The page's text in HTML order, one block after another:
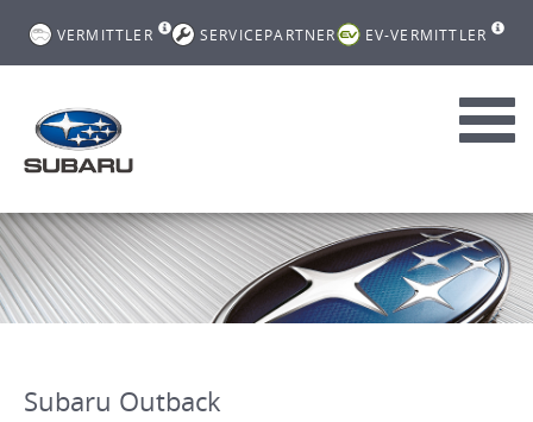
VERMITTLER SERVICEPARTNER EV-VERMITTLER
Subaru Outback